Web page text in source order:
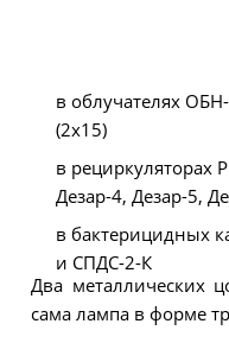
в облучателях
(2х15)
в рециркуляторах
Дезар-4, Дезар-5,
в бактерицидных
и СПДС-2-К
Два металлических
сама лампа в форме